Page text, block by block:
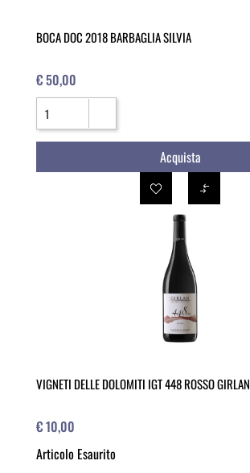
BOCA DOC 2018 BARBAGLIA SILVIA
€ 50,00
Quantità
Acquista
VIGNETI DELLE DOLOMITI IGT 448 ROSSO GIRLAN
€ 10,00
Articolo Esaurito